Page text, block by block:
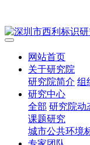
网站首页
关于研究院
研究院简介 组
研究中心
全部 研究院动
课题研究
城市公共环境